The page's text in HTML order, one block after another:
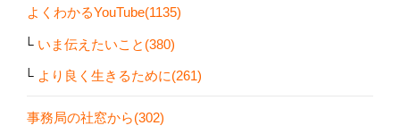
よくわかるYouTube(1135)
いま伝えたいこと(380)
より良く生きるために(261)
事務局の社窓から(302)